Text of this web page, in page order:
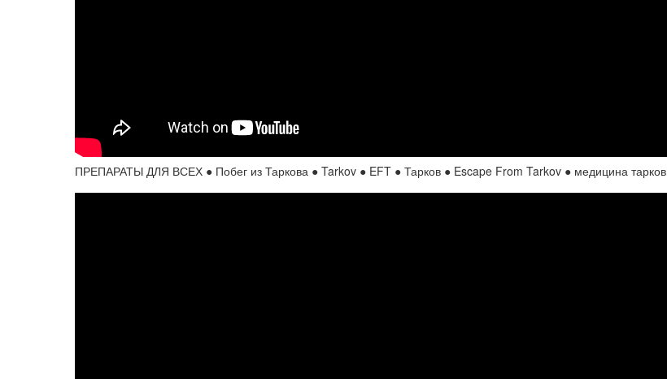
ПРЕПАРАТЫ ДЛЯ ВСЕХ ● Побег из Таркова ● Tarkov ● EFT ● Тарков ● Escape From Tarkov ● медицина тарков